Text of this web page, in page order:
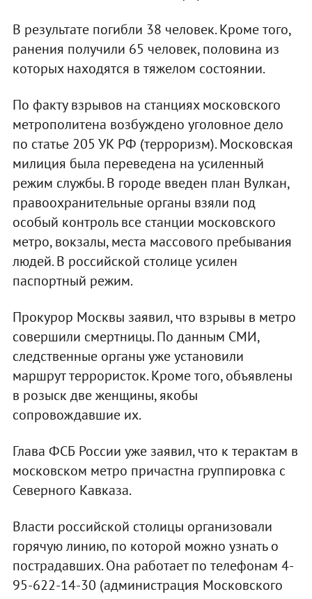
В результате погибли 38 человек. Кроме того,
ранения получили 65 человек, половина из
которых находятся в тяжелом состоянии.
По факту взрывов на станциях московского
метрополитена возбуждено уголовное дело
по статье 205 УК РФ (терроризм). Московская
милиция была переведена на усиленный
режим службы. В городе введен план Вулкан,
правоохранительные органы взяли под
особый контроль все станции московского
метро, вокзалы, места массового пребывания
людей. В российской столице усилен
паспортный режим.
Прокурор Москвы заявил, что взрывы в метро
совершили смертницы. По данным СМИ,
следственные органы уже установили
маршрут террористок. Кроме того, объявлены
в розыск две женщины, якобы
сопровождавшие их.
Глава ФСБ России уже заявил, что к терактам в
московском метро причастна группировка с
Северного Кавказа.
Власти российской столицы организовали
горячую линию, по которой можно узнать о
пострадавших. Она работает по телефонам 4-
95-622-14-30 (администрация Московского